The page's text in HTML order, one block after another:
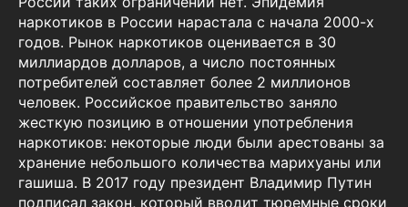
наркотиков в России нарастала с начала 2000-х
годов. Рынок наркотиков оценивается в 30
миллиардов долларов, а число постоянных
потребителей составляет более 2 миллионов
человек. Российское правительство заняло
жесткую позицию в отношении употребления
наркотиков: некоторые люди были арестованы за
хранение небольшого количества марихуаны или
гашиша. В 2017 году президент Владимир Путин
подписал закон, который вводит тюремные сроки